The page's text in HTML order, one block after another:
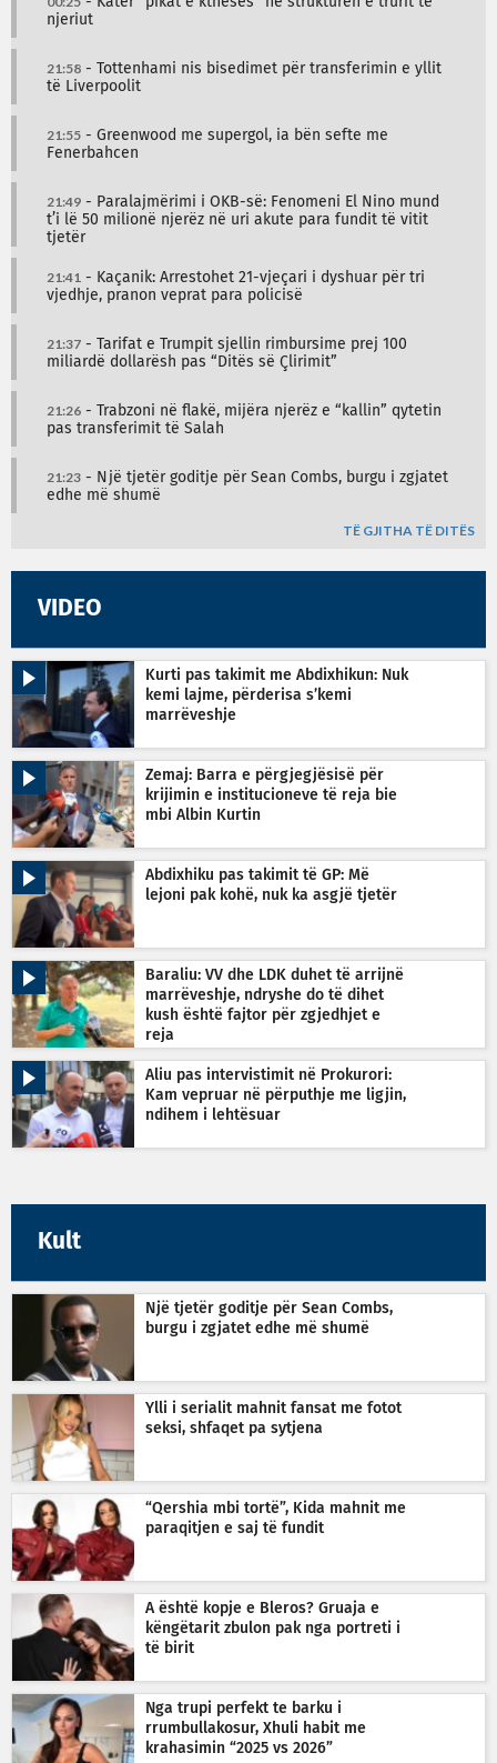
njeriut
21:58 - Tottenhami nis bisedimet për transferimin e yllit
të Liverpoolit
21:55 - Greenwood me supergol, ia bën sefte me
Fenerbahcen
21:49 - Paralajmërimi i OKB-së: Fenomeni El Nino mund
t’i lë 50 milionë njerëz në uri akute para fundit të vitit
tjetër
21:41 - Kaçanik: Arrestohet 21-vjeçari i dyshuar për tri
vjedhje, pranon veprat para policisë
21:37 - Tarifat e Trumpit sjellin rimbursime prej 100
miliardë dollarësh pas “Ditës së Çlirimit”
21:26 - Trabzoni në flakë, mijëra njerëz e “kallin” qytetin
pas transferimit të Salah
21:23 - Një tjetër goditje për Sean Combs, burgu i zgjatet
edhe më shumë
TË GJITHA TË DITËS
VIDEO
Kurti pas takimit me Abdixhikun: Nuk
kemi lajme, përderisa s’kemi
marrëveshje
Zemaj: Barra e përgjegjësisë për
krijimin e institucioneve të reja bie
mbi Albin Kurtin
Abdixhiku pas takimit të GP: Më
lejoni pak kohë, nuk ka asgjë tjetër
Baraliu: VV dhe LDK duhet të arrijnë
marrëveshje, ndryshe do të dihet
kush është fajtor për zgjedhjet e
reja
Aliu pas intervistimit në Prokurori:
Kam vepruar në përputhje me ligjin,
ndihem i lehtësuar
Kult
Një tjetër goditje për Sean Combs,
burgu i zgjatet edhe më shumë
Ylli i serialit mahnit fansat me fotot
seksi, shfaqet pa sytjena
“Qershia mbi tortë”, Kida mahnit me
paraqitjen e saj të fundit
A është kopje e Bleros? Gruaja e
këngëtarit zbulon pak nga portreti i
të birit
Nga trupi perfekt te barku i
rrumbullakosur, Xhuli habit me
krahasimin “2025 vs 2026”